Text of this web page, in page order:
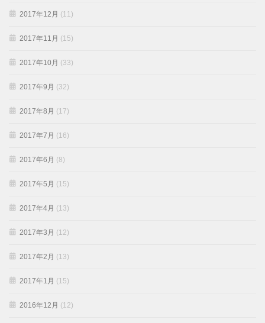
2017年12月 (11)
2017年11月 (15)
2017年10月 (33)
2017年9月 (32)
2017年8月 (17)
2017年7月 (16)
2017年6月 (8)
2017年5月 (15)
2017年4月 (13)
2017年3月 (12)
2017年2月 (13)
2017年1月 (15)
2016年12月 (12)